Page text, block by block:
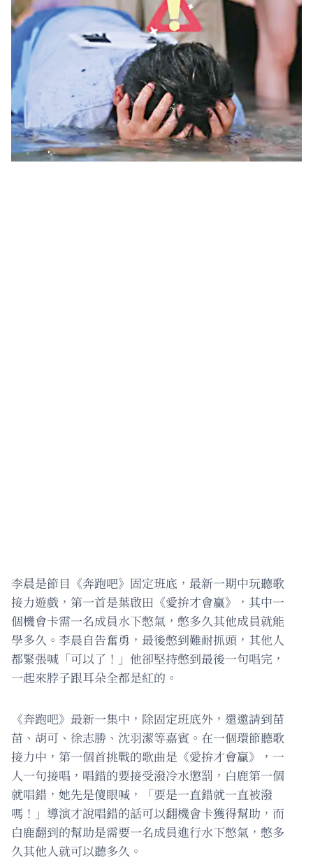
李晨是節目《奔跑吧》固定班底，最新一期中玩聽歌
接力遊戲，第一首是葉啟田《愛拚才會贏》，其中一
個機會卡需一名成員水下憋氣，憋多久其他成員就能
學多久。李晨自告奮勇，最後憋到難耐抓頭，其他人
都緊張喊「可以了！」他卻堅持憋到最後一句唱完，
一起來脖子跟耳朵全都是紅的。
《奔跑吧》最新一集中，除固定班底外，還邀請到苗
苗、胡可、徐志勝、沈羽潔等嘉賓。在一個環節聽歌
接力中，第一個首挑戰的歌曲是《愛拚才會贏》，一
人一句接唱，唱錯的要接受潑冷水懲罰，白鹿第一個
就唱錯，她先是傻眼喊，「要是一直錯就一直被潑
嗎！」導演才說唱錯的話可以翻機會卡獲得幫助，而
白鹿翻到的幫助是需要一名成員進行水下憋氣，憋多
久其他人就可以聽多久。